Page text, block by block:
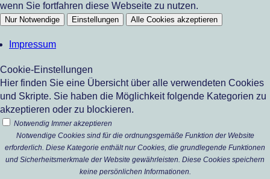
wenn Sie fortfahren diese Webseite zu nutzen.
Nur Notwendige Einstellungen Alle Cookies akzeptieren
Impressum
Cookie-Einstellungen
Hier finden Sie eine Übersicht über alle verwendeten Cookies
und Skripte. Sie haben die Möglichkeit folgende Kategorien zu
akzeptieren oder zu blockieren.
Notwendig Immer akzeptieren
Notwendige Cookies sind für die ordnungsgemäße Funktion der Website
erforderlich. Diese Kategorie enthält nur Cookies, die grundlegende Funktionen
und Sicherheitsmerkmale der Website gewährleisten. Diese Cookies speichern
keine persönlichen Informationen.